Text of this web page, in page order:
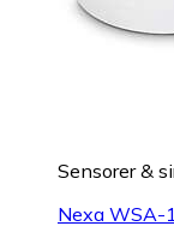
Sensorer &
Nexa WSA-